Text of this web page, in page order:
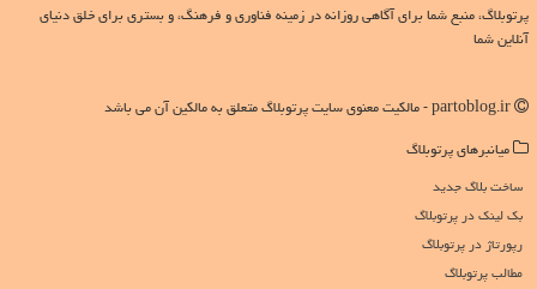
پرتوبلاگ، منبع شما برای آگاهی روزانه در زمینه فناوری و فرهنگ، و بستری برای خلق دنیای
آنلاین شما
میانبرهای پرتوبلاگ
ساخت بلاگ جدید
بک لینک در پرتوبلاگ
رپورتاژ در پرتوبلاگ
مطالب پرتوبلاگ